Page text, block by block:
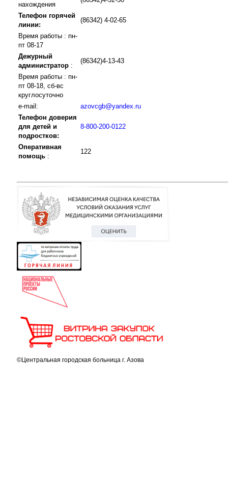
нахождения
Телефон горячей
линии:
(86342) 4-02-65
Время работы : пн-
пт 08-17
Дежурный
администратор :
(86342)4-13-43
Время работы : пн-
пт 08-18, сб-вс
круглосуточно
e-mail:
azovcgb@yandex.ru
Телефон доверия
для детей и
подростков:
8-800-200-0122
Оперативная
помощь :
122
©Центральная городская больница г. Азова